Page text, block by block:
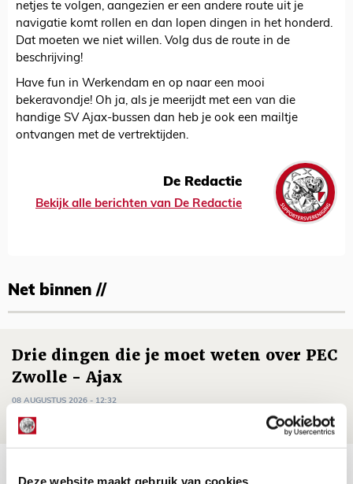
Deze website maakt gebruik van cookies
netjes te volgen, aangezien er een andere route uit je
navigatie komt rollen en dan lopen dingen in het honderd.
Dat moeten we niet willen. Volg dus de route in de
beschrijving!
Have fun in Werkendam en op naar een mooi
bekeravondje! Oh ja, als je meerijdt met een van die
handige SV Ajax-bussen dan heb je ook een mailtje
ontvangen met de vertrektijden.
De Redactie
Bekijk alle berichten van De Redactie
Net binnen //
Drie dingen die je moet weten over PEC
Zwolle - Ajax
08 AUGUSTUS 2026 - 12:32
NIEUWS